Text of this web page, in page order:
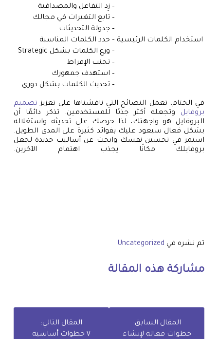
– زِد التفاعل والمصداقية
– تابع التغيرات في مجالك
– جدولة التحديثات
استخدام الكلمات الرئيسية – حدد الكلمات المناسبة
– وزع الكلمات بشكل Strategic
– تجنب الإفراط
– استهدف جمهورك
– تحديث الكلمات بشكل دوري
في الختام، تعمل النصائح التي ناقشناها على تعزيزتصميم
بروفايل وتجعله أكثر جذبًا للمستخدمين. تذكر دائمًا أن
البروفايل هو واجهتك، لذا حرصك على تحديثه واستغلاله
بشكل فعال سيعود عليك بفوائد كثيرة على المدى الطويل.
استمر في تحسين نفسك وابحث عن أساليب جديدة لجعل
بروفايلك مكانًا يجذب اهتمام الآخرين.
تم نشره في Uncategorized
مشاركة هذه المقالة
المقال السابق:
خطوات فعالة لإنشاء
المقال التالي:
٧ خطوات أساسية